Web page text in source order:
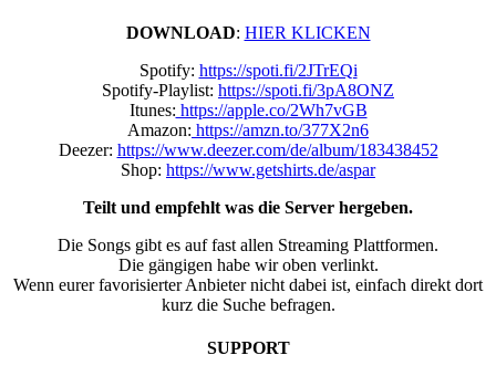
DOWNLOAD: HIER KLICKEN
Spotify: https://spoti.fi/2JTrEQi
Spotify-Playlist: https://spoti.fi/3pA8ONZ
Itunes: https://apple.co/2Wh7vGB
Amazon: https://amzn.to/377X2n6
Deezer: https://www.deezer.com/de/album/183438452
Shop: https://www.getshirts.de/aspar
Teilt und empfehlt was die Server hergeben.
Die Songs gibt es auf fast allen Streaming Plattformen.
Die gängigen habe wir oben verlinkt.
Wenn eurer favorisierter Anbieter nicht dabei ist, einfach direkt dort
kurz die Suche befragen.
SUPPORT